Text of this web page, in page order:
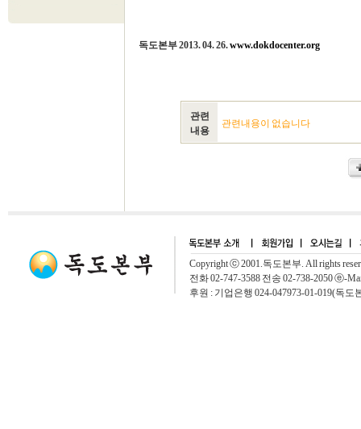
독도본부 2013. 04. 26.www.dokdocenter.org
관련
내용
관련내용이 없습니다
Copyright ⓒ 2001.독도본부. All rights
전화 02-747-3588 전송 02-738-2050 ⓔ-
후원 : 기업은행 024-047973-01-019(독도